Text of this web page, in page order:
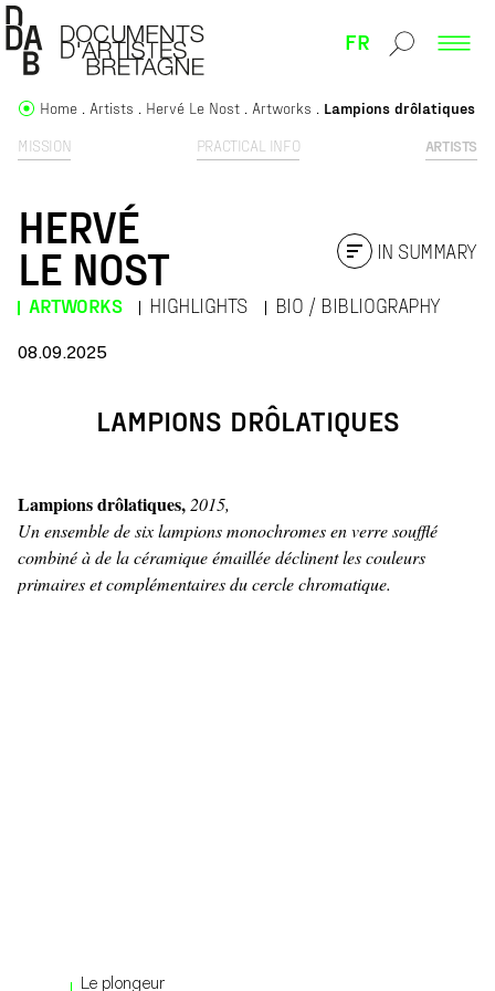
FR
MISSION PRACTICAL INFO ARTISTS
Home Artists Hervé Le Nost Artworks Lampions drôlatiques
HERVÉ
LE NOST
ARTWORKS HIGHLIGHTS BIO / BIBLIOGRAPHY
IN SUMMARY
08.09.2025
LAMPIONS DRÔLATIQUES
Lampions drôlatiques, 2015,
Un ensemble de six lampions monochromes en verre soufflé
combiné à de la céramique émaillée déclinent les couleurs
primaires et complémentaires du cercle chromatique.
Le plongeur